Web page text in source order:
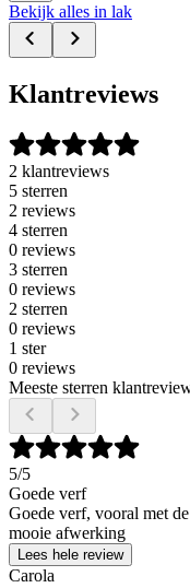
Bekijk alles in lak
Klantreviews
2 klantreviews
5 sterren
2 reviews
4 sterren
0 reviews
3 sterren
0 reviews
2 sterren
0 reviews
1 ster
0 reviews
Meeste sterren
5/5
Goede verf
Goede verf, vooral met
mooie afwerking
Lees hele review
Carola